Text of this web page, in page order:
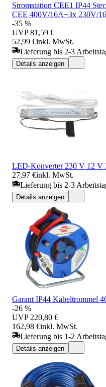
Stromstation CEE1 IP44
CEE 400V/16A+3x 230V/
-35 %
UVP 81,59 €
52,99 €inkl. MwSt.
Lieferung bis 2-3
Details anzeigen
LED-Konverter 230 V 12 V
27,97 €inkl. MwSt.
Lieferung bis 2-3
Details anzeigen
Garant IP44 Kabeltrommel
-26 %
UVP 220,80 €
162,98 €inkl. MwSt.
Lieferung bis 1-2
Details anzeigen